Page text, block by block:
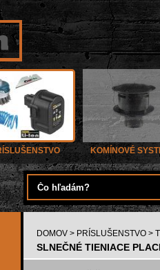
KOMÍNOVÉ
DOMOV > PRÍSLUŠENSTVO >
SLNEČNÉ TIENIACE